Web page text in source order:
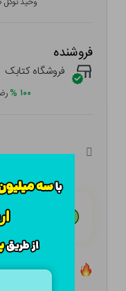
فروشنده
فروشگاه کتابک
۱۰۰ %
هـر
تعداد ۲ عدد در انبار موجود است